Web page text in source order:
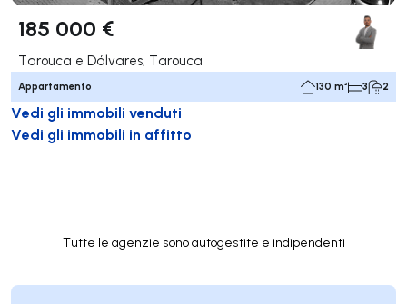
185 000 €
Tarouca e Dálvares, Tarouca
Appartamento 130 m² 3 2
Vedi gli immobili venduti
Vedi gli immobili in affitto
Tutte le agenzie sono autogestite e indipendenti